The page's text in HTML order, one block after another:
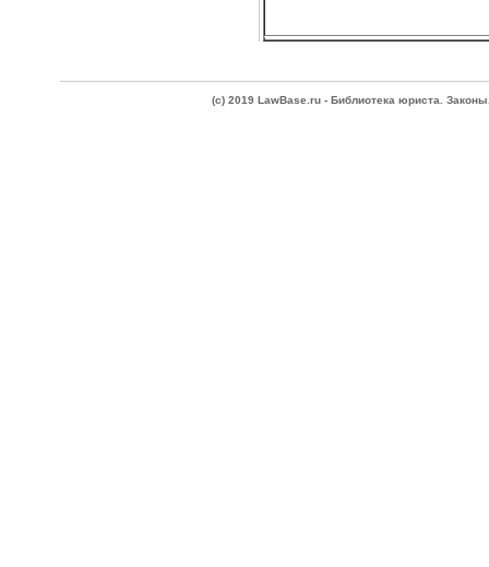
(c) 2019 LawBase.ru - Библиотека юриста.